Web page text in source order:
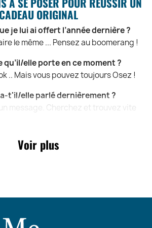
CADEAU ORIGINAL
je lui ai offert l’année dernière ?
le même ... Pensez au boomerang !
qu’il/elle porte en ce moment ?
.. Mais vous pouvez toujours Osez !
t'il/elle parlé dernièrement ?
message. Cherchez et trouvez vite
c’est toujours mieux .. Le numéro ?
Voir plus